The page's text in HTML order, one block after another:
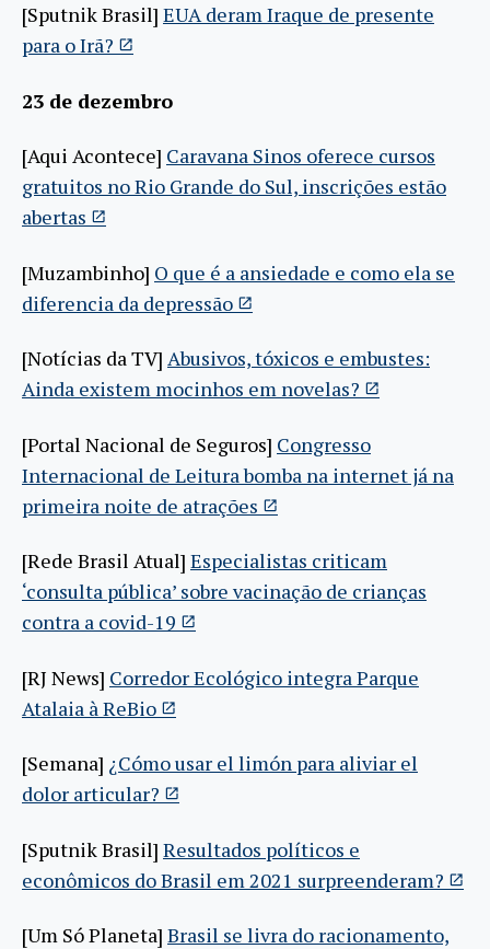
[Sputnik Brasil] EUA deram Iraque de presente
para o Irã?
23 de dezembro
[Aqui Acontece] Caravana Sinos oferece cursos
gratuitos no Rio Grande do Sul, inscrições estão
abertas
[Muzambinho] O que é a ansiedade e como ela se
diferencia da depressão
[Notícias da TV] Abusivos, tóxicos e embustes:
Ainda existem mocinhos em novelas?
[Portal Nacional de Seguros] Congresso
Internacional de Leitura bomba na internet já na
primeira noite de atrações
[Rede Brasil Atual] Especialistas criticam
‘consulta pública’ sobre vacinação de crianças
contra a covid-19
[RJ News] Corredor Ecológico integra Parque
Atalaia à ReBio
[Semana] ¿Cómo usar el limón para aliviar el
dolor articular?
[Sputnik Brasil] Resultados políticos e
econômicos do Brasil em 2021 surpreenderam?
[Um Só Planeta] Brasil se livra do racionamento,